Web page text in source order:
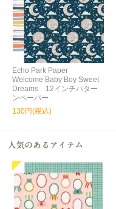
Echo Park Paper
Welcome Baby Boy Sweet
Dreams 12インチパター
ンペーパー
130円(税込)